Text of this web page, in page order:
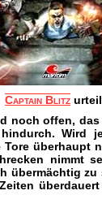
Captain Blitz
noch offen,
Wird
überhaupt
nimmt
übermächtig